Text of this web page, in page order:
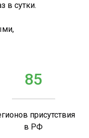
в сутки.
85
присутствия
в РФ